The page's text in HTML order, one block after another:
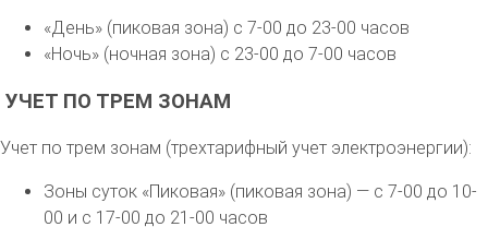
«День» (пиковая зона) с 7-00 до 23-00 часов
«Ночь» (ночная зона) с 23-00 до 7-00 часов
УЧЕТ ПО ТРЕМ ЗОНАМ
Учет по трем зонам (трехтарифный учет электроэнергии):
Зоны суток «Пиковая» (пиковая зона) — с 7-00 до 10-
00 и с 17-00 до 21-00 часов